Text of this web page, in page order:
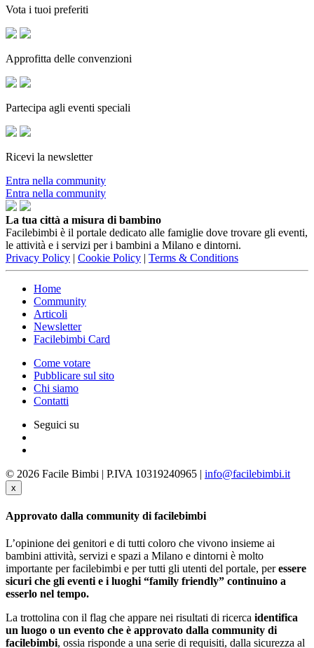
Vota i tuoi preferiti
Approfitta delle convenzioni
Partecipa agli eventi speciali
Ricevi la newsletter
Entra nella community
Entra nella community
La tua città a misura di bambino
Facilebimbi è il portale dedicato alle famiglie dove trovare gli eventi,
le attività e i servizi per i bambini a Milano e dintorni.
Privacy Policy | Cookie Policy | Terms & Conditions
Home
Community
Articoli
Newsletter
Facilebimbi Card
Come votare
Pubblicare sul sito
Chi siamo
Contatti
Seguici su
© 2026 Facile Bimbi | P.IVA 10319240965 | info@facilebimbi.it
x
Approvato dalla community di facilebimbi
L’opinione dei genitori e di tutti coloro che vivono insieme ai
bambini attività, servizi e spazi a Milano e dintorni è molto
importante per facilebimbi e per tutti gli utenti del portale, peressere
sicuri che gli eventi e i luoghi “family friendly” continuino a
esserlo nel tempo.
La trottolina con il flag che appare nei risultati di ricerca identifica
un luogo o un evento che è approvato dalla community di
facilebimbi, ossia risponde a una serie di requisiti, dalla sicurezza al